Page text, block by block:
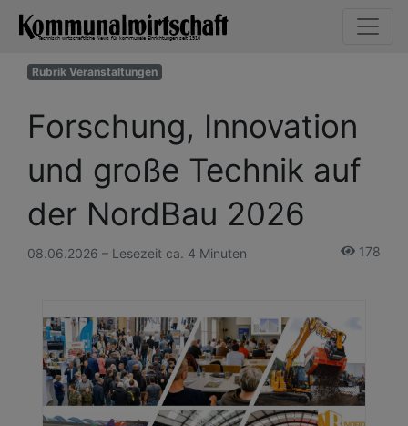
Rubrik Veranstaltungen
Forschung, Innovation
und große Technik auf
der NordBau 2026
08.06.2026 – Lesezeit ca. 4 Minuten 178